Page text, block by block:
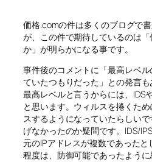
価格.comの件は多くのブログで
が、この件で期待しているのは
か」が明らかになる事です。
事件後のコメントに「最高レベ
ていたつもりだった」との発言も
最高レベルと言うからには、IDS
と思います。ウィルスを捲くた
スするようになっていたらしい
げなかったのか疑問です。IDS/
元のIPアドレスが複数であった
程度は、防御可能であったように